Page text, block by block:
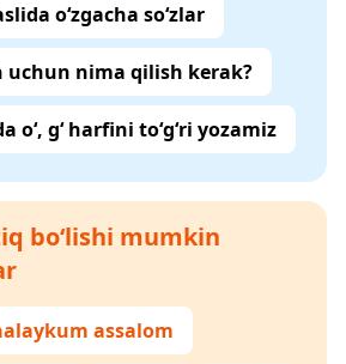
o‘zgacha so‘zlar
uchun nima qilish kerak?
o‘, g‘ harfini to‘g‘ri yozamiz
bo‘lishi mumkin
assalom